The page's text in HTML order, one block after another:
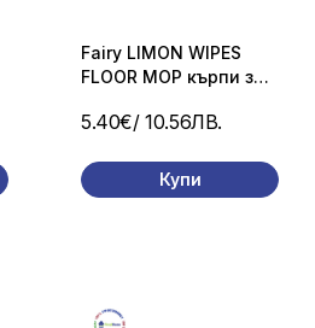
5.40€/ 10.56ЛВ.
Fairy LIMON WIPES
FLOOR MOP кърпи за
бр.
Купи